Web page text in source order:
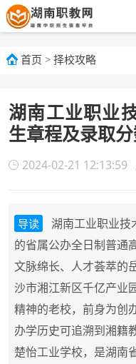
首页 > 择校攻略
湖南工业职业
生章程及录取
2024-02-21 12:13:59
导读
湖南工业职业技
的省属公办全日制普通
文脉绵长、人才荟萃
沙市湘江新区千亿产业
精神的老校，前身为创
办学历史可追溯到湘籍
楚怡工业学校，是湖南